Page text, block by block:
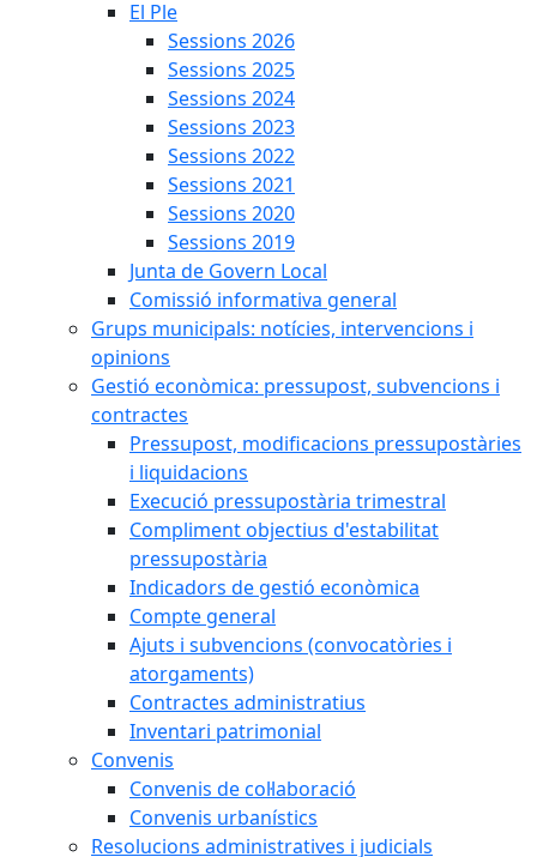
El Ple
Sessions 2026
Sessions 2025
Sessions 2024
Sessions 2023
Sessions 2022
Sessions 2021
Sessions 2020
Sessions 2019
Junta de Govern Local
Comissió informativa general
Grups municipals: notícies, intervencions i
opinions
Gestió econòmica: pressupost, subvencions i
contractes
Pressupost, modificacions pressupostàries
i liquidacions
Execució pressupostària trimestral
Compliment objectius d'estabilitat
pressupostària
Indicadors de gestió econòmica
Compte general
Ajuts i subvencions (convocatòries i
atorgaments)
Contractes administratius
Inventari patrimonial
Convenis
Convenis de col·laboració
Convenis urbanístics
Resolucions administratives i judicials